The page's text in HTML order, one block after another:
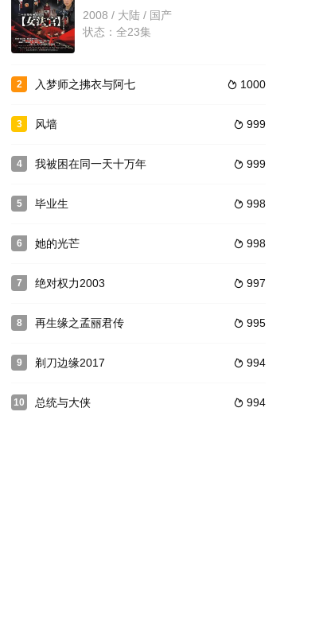
手，
是天设地造的一对，两人结婚十七年，
，病逝于北京，近三十年的革命生涯。在20集的篇幅里，集中描写
辈子的活，终于迎来了退休在家里享清福的日子，然而，天生就闲
革命
诊，并应允无双的请求帮助东林党购置大
的一具男性裸尸，揭开了犯罪集团的冰山一角。一次正义与邪恶
特明星，因为感情遭遇了重创，于是决定刚退圈，从此音信全无。
2008 / 大陆 / 国产
状态：全23集
2  1000
入梦师之拂衣与阿七
3  999
风墙
4  999
我被困在同一天十万年
5  998
毕业生
6  998
她的光芒
7  997
绝对权力2003
8  995
再生缘之孟丽君传
9  994
剃刀边缘2017
10  994
总统与大侠